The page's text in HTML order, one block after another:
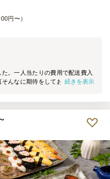
円〜）
。一人当たりの費用で配送費入
んなに期待をしておりませんで
がカップに入ってとりわけしや
れいで見栄えもよく１つのテー
たです。また、フルーツとフルー
。食品ロスを出すことなくすべ
用して本当に良かったです。大
なりませが、請求書払いも可能
利用しやすいと思います。
続きを表示